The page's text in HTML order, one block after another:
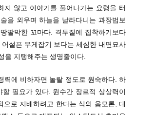
않고 이야기를 풀어나가는 요령을 터
을 외우며 하늘을 날라다니는 과장법보
딸막한 꼬마다. 격투질에 집착하기보다
설픈 무게잡기 보다는 세심한 내면묘사
을 지탱해주는 생명줄이다.
력에 비하자면 놀랄 정도로 원숙하다. 하
필요가 있다. 원수간 장르적 상상력이
로 지배하려고 한다는 식의 음모론, 대